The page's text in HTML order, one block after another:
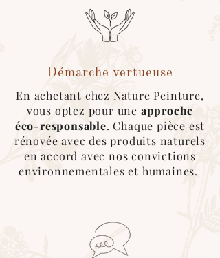
contacter afin que l'on roganise le
retrait de la marchandise :)
Démarche vertueuse
En achetant chez Nature Peinture,
vous optez pour une approche
éco-responsable. Chaque pièce est
rénovée avec des produits naturels
en accord avec nos convictions
environnementales et humaines.